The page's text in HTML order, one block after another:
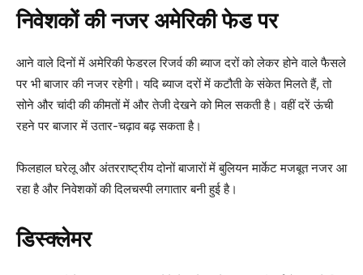
निवेशकों की नजर अमेरिकी फेड पर
आने वाले दिनों में अमेरिकी फेडरल रिजर्व की ब्याज दरों को लेकर होने वाले फैसले
पर भी बाजार की नजर रहेगी। यदि ब्याज दरों में कटौती के संकेत मिलते हैं, तो
सोने और चांदी की कीमतों में और तेजी देखने को मिल सकती है। वहीं दरें ऊंची
रहने पर बाजार में उतार-चढ़ाव बढ़ सकता है।
फिलहाल घरेलू और अंतरराष्ट्रीय दोनों बाजारों में बुलियन मार्केट मजबूत नजर आ
रहा है और निवेशकों की दिलचस्पी लगातार बनी हुई है।
डिस्क्लेमर